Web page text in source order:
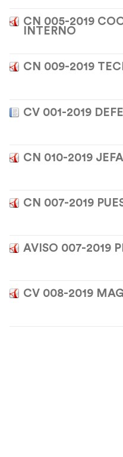
CN 005-2019
INTERNO
CN 009-2019
CV 001-2019
CN 010-2019
CN 007-2019
AVISO 007-2019
CV 008-2019